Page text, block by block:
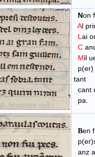
Non
Al
Lai
C
Mil
p(er)
tant
cant
pa.
Ben
anz